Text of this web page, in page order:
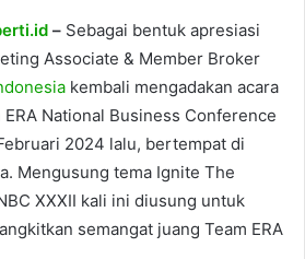
– Sebagai bentuk apresiasi
Associate & Member Broker
kembali mengadakan acara
National Business Conference
2024 lalu, bertempat di
Mengusung tema Ignite The
XXXII kali ini diusung untuk
semangat juang Team ERA